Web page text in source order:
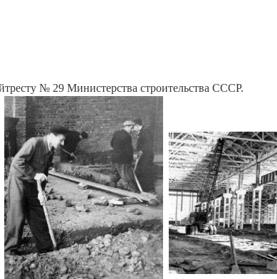
№ 29 Министерства строительства СССР.